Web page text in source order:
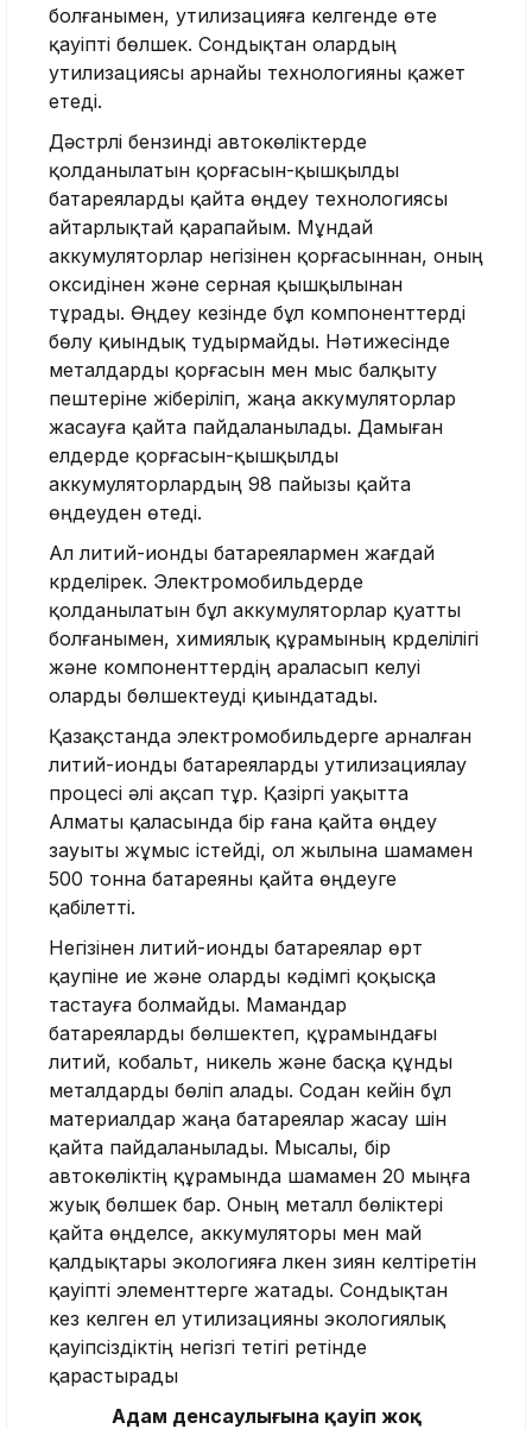
болғанымен, утилизацияға келгенде өте
қауіпті бөлшек. Сондықтан олардың
утилизациясы арнайы технологияны қажет
етеді.
Дәстүрлі бензинді автокөліктерде
қолданылатын қорғасын-қышқылды
батареяларды қайта өңдеу технологиясы
айтарлықтай қарапайым. Мұндай
аккумуляторлар негізінен қорғасыннан, оның
оксидінен және серная қышқылынан
тұрады. Өңдеу кезінде бұл компоненттерді
бөлу қиындық тудырмайды. Нәтижесінде
металдарды қорғасын мен мыс балқыту
пештеріне жіберіліп, жаңа аккумуляторлар
жасауға қайта пайдаланылады. Дамыған
елдерде қорғасын-қышқылды
аккумуляторлардың 98 пайызы қайта
өңдеуден өтеді.
Ал литий-ионды батареялармен жағдай
күрделірек. Электромобильдерде
қолданылатын бұл аккумуляторлар қуатты
болғанымен, химиялық құрамының күрделілігі
және компоненттердің араласып келуі
оларды бөлшектеуді қиындатады.
Қазақстанда электромобильдерге арналған
литий-ионды батареяларды утилизациялау
процесі әлі ақсап тұр. Қазіргі уақытта
Алматы қаласында бір ғана қайта өңдеу
зауыты жұмыс істейді, ол жылына шамамен
500 тонна батареяны қайта өңдеуге
қабілетті.
Негізінен литий-ионды батареялар өрт
қаупіне ие және оларды кәдімгі қоқысқа
тастауға болмайды. Мамандар
батареяларды бөлшектеп, құрамындағы
литий, кобальт, никель және басқа құнды
металдарды бөліп алады. Содан кейін бұл
материалдар жаңа батареялар жасау үшін
қайта пайдаланылады. Мысалы, бір
автокөліктің құрамында шамамен 20 мыңға
жуық бөлшек бар. Оның металл бөліктері
қайта өңделсе, аккумуляторы мен май
қалдықтары экологияға үлкен зиян келтіретін
қауіпті элементтерге жатады. Сондықтан
кез келген ел утилизацияны экологиялық
қауіпсіздіктің негізгі тетігі ретінде
қарастырады
Адам денсаулығына қауіп жоқ